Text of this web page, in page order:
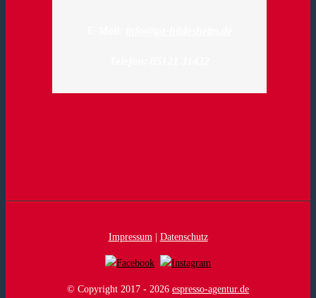
Impressum | Datenschutz
© Copyright 2017 - 2026 espresso-agentur.de